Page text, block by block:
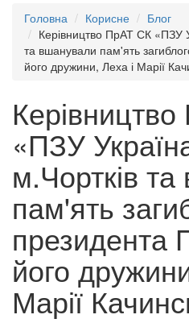
Головна
Корисне
Блог
Керівництво ПрАТ СК «ПЗУ
та вшанували пам'ять
його дружини, Леха і Марії
«ПЗУ
м.Чортків
пам'ять
президента
його
Марії